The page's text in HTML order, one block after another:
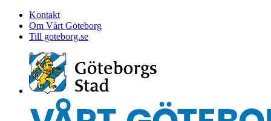
Kontakt
Om Vårt Göteborg
Till goteborg.se